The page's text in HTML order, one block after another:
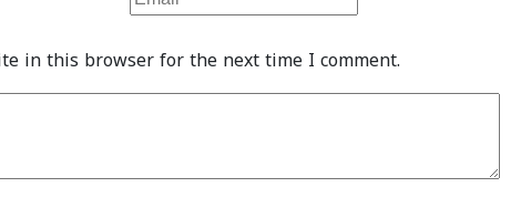
in this browser for the next time I comment.